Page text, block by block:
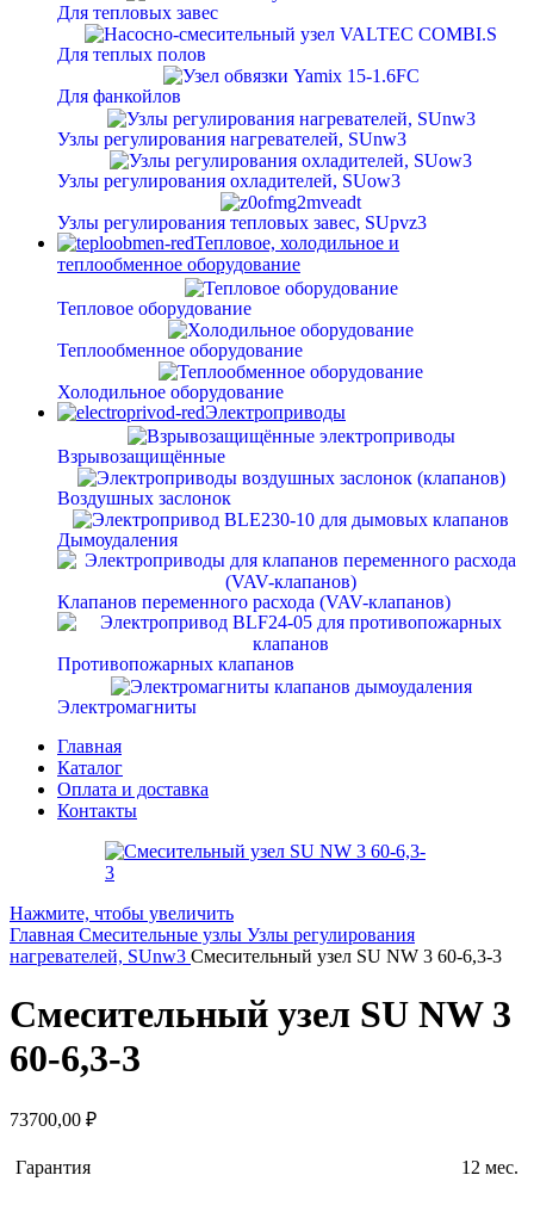
Для тепловых завес
Для теплых полов
Для фанкойлов
Узлы регулирования нагревателей, SUnw3
Узлы регулирования охладителей, SUow3
Узлы регулирования тепловых завес, SUpvz3
Тепловое, холодильное и
теплообменное оборудование
Тепловое оборудование
Теплообменное оборудование
Холодильное оборудование
Электроприводы
Взрывозащищённые
Воздушных заслонок
Дымоудаления
Клапанов переменного расхода (VAV-клапанов)
Противопожарных клапанов
Электромагниты
Главная
Каталог
Оплата и доставка
Контакты
Нажмите, чтобы увеличить
Главная Смесительные узлы Узлы регулирования
нагревателей, SUnw3 Смесительный узел SU NW 3 60-6,3-3
Смесительный узел SU NW 3
60-6,3-3
73700,00 ₽
Гарантия 12 мес.